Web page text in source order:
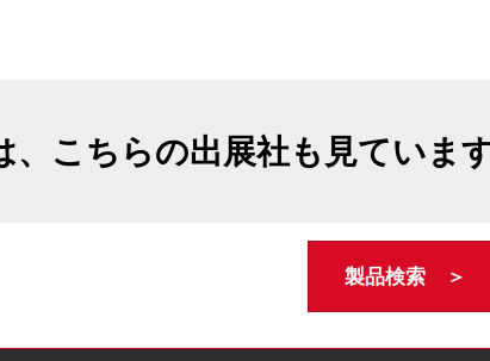
、こちらの出展社も見ていま
製品検索 ＞